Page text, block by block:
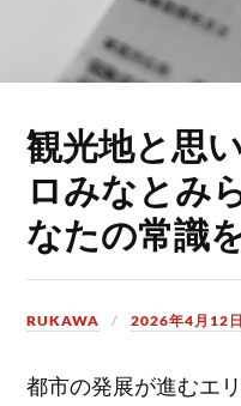
観光地と思
ロみなとみ
なたの常識
RUKAWA 2026年4月12日
都市の発展が進むエ